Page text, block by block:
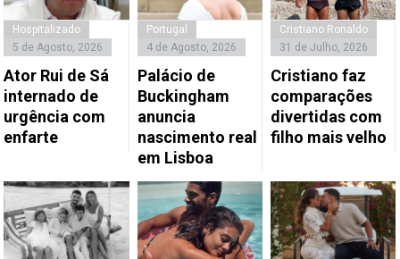
Hospitalizado
5 de Agosto, 2026
Ator Rui de Sá
internado de
urgência com
enfarte
Portugal
4 de Agosto, 2026
Palácio de
Buckingham
anuncia
nascimento real
em Lisboa
Cristiano Ronaldo
31 de Julho, 2026
Cristiano faz
comparações
divertidas com
filho mais velho